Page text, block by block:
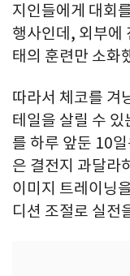
지인들에게 대회
행사인데, 외부에
태의 훈련만 소화
따라서 체코를 겨
테일을 살릴 수 있
를 하루 앞둔 10
은 결전지 과달라
이미지 트레이닝
디션 조절로 실전